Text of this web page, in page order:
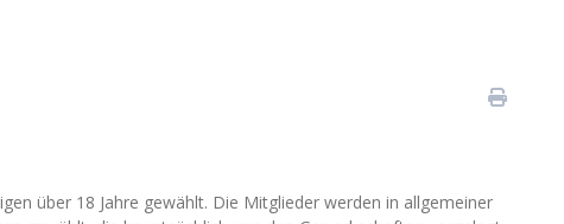
über 18 Jahre gewählt. Die Mitglieder werden in allgemeiner